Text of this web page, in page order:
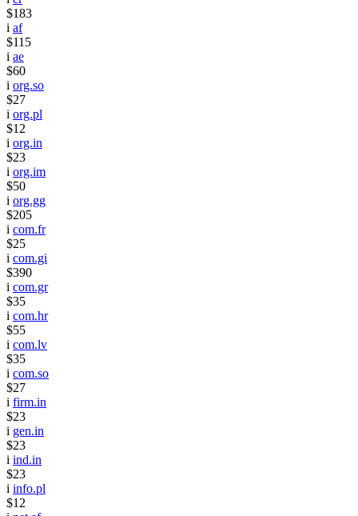
$183
i af
$115
i ae
$60
i org.so
$27
i org.pl
$12
i org.in
$23
i org.im
$50
i org.gg
$205
i com.fr
$25
i com.gi
$390
i com.gr
$35
i com.hr
$55
i com.lv
$35
i com.so
$27
i firm.in
$23
i gen.in
$23
i ind.in
$23
i info.pl
$12